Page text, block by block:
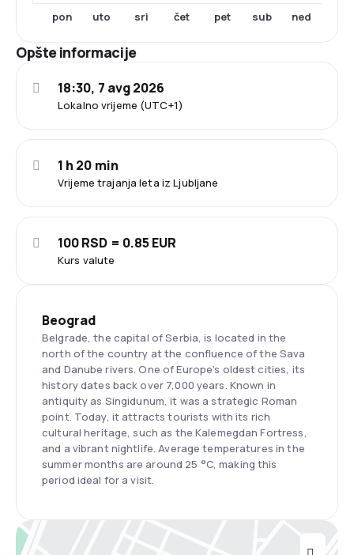
pon uto sri čet pet sub ned
Opšte informacije
Lokalno vrijeme (UTC+1)
18:30, 7 avg 2026
Vrijeme trajanja leta iz Ljubljane
1 h 20 min
Kurs valute
100 RSD = 0.85 EUR
Beograd
Belgrade, the capital of Serbia, is located in the
north of the country at the confluence of the Sava
and Danube rivers. One of Europe's oldest cities, its
history dates back over 7,000 years. Known in
antiquity as Singidunum, it was a strategic Roman
point. Today, it attracts tourists with its rich
cultural heritage, such as the Kalemegdan Fortress,
and a vibrant nightlife. Average temperatures in the
summer months are around 25 °C, making this
period ideal for a visit.